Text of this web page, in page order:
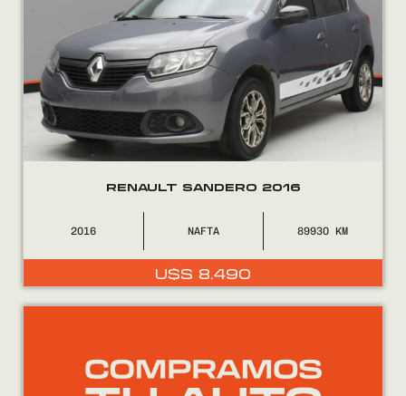
RENAULT SANDERO 2016
2016 NAFTA 89930
U$S 8.490